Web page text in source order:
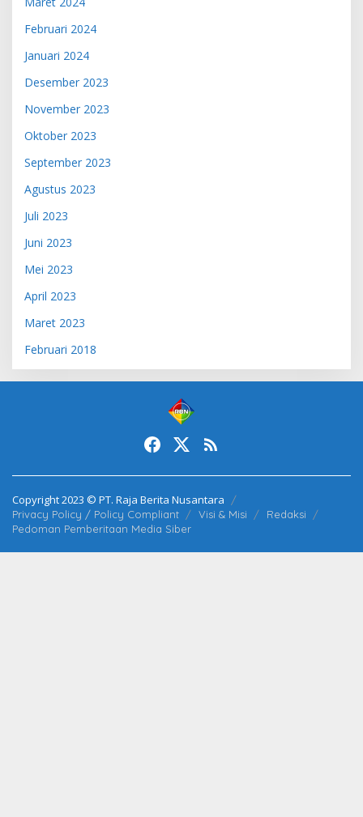
Februari 2024
Januari 2024
Desember 2023
November 2023
Oktober 2023
September 2023
Agustus 2023
Juli 2023
Juni 2023
Mei 2023
April 2023
Maret 2023
Februari 2018
Copyright 2023 © PT. Raja Berita Nusantara
Privacy Policy / Policy Compliant Visi & Misi
Redaksi
Pedoman Pemberitaan Media Siber